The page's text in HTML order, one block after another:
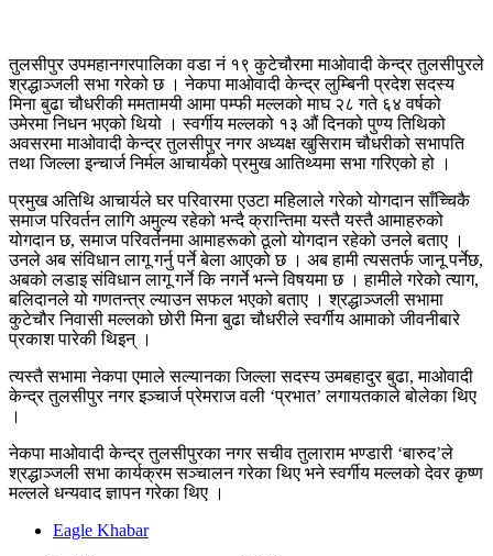
तुलसीपुर उपमहानगरपालिका वडा नं १९ कुटेचौरमा माओवादी केन्द्र तुलसीपुरले
श्रद्धाञ्जली सभा गरेको छ । नेकपा माओवादी केन्द्र लुम्बिनी प्रदेश सदस्य
मिना बुढा चौधरीकी ममतामयी आमा पम्फी मल्लको माघ २८ गते ६४ वर्षको
उमेरमा निधन भएको थियो । स्वर्गीय मल्लको १३ औं दिनको पुण्य तिथिको
अवसरमा माओवादी केन्द्र तुलसीपुर नगर अध्यक्ष खुसिराम चौधरीको सभापति
तथा जिल्ला इन्चार्ज निर्मल आचार्यको प्रमुख आतिथ्यमा सभा गरिएको हो ।
प्रमुख अतिथि आचार्यले घर परिवारमा एउटा महिलाले गरेको योगदान साँच्चिकै
समाज परिवर्तन लागि अमुल्य रहेको भन्दै क्रान्तिमा यस्तै यस्तै आमाहरुको
योगदान छ, समाज परिवर्तनमा आमाहरूको ठूलो योगदान रहेको उनले बताए ।
उनले अब संविधान लागू गर्नु पर्ने बेला आएको छ । अब हामी त्यसतर्फ जानू पर्नेछ,
अबको लडाइ संविधान लागू गर्ने कि नगर्ने भन्ने विषयमा छ । हामीले गरेको त्याग,
बलिदानले यो गणतन्त्र ल्याउन सफल भएको बताए । श्रद्धाञ्जली सभामा
कुटेचौर निवासी मल्लको छोरी मिना बुढा चौधरीले स्वर्गीय आमाको जीवनीबारे
प्रकाश पारेकी थिइन् ।
त्यस्तै सभामा नेकपा एमाले सल्यानका जिल्ला सदस्य उमबहादुर बुढा, माओवादी
केन्द्र तुलसीपुर नगर इञ्चार्ज प्रेमराज वली ‘प्रभात’ लगायतकाले बोलेका थिए
।
नेकपा माओवादी केन्द्र तुलसीपुरका नगर सचीव तुलाराम भण्डारी ‘बारुद’ले
श्रद्धाञ्जली सभा कार्यक्रम सञ्चालन गरेका थिए भने स्वर्गीय मल्लको देवर कृष्ण
मल्लले धन्यवाद ज्ञापन गरेका थिए ।
Eagle Khabar